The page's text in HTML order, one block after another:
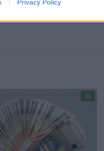
Privacy Policy
teigia pateikęs